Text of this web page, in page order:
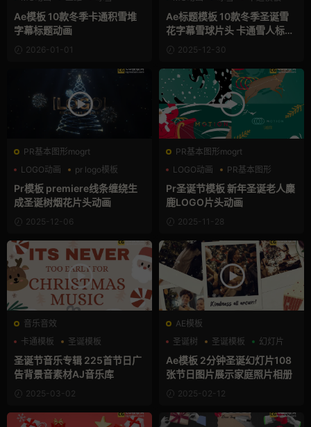
Ae模板 10款冬季卡通积雪堆
字幕标题动画
2026-01-01
Ae标题模板 10款冬季圣诞雪
花字幕雪球片头 卡通雪人标题
动画ae模板
2025-12-30
PR基本图形mogrt
LOGO动画
pr logo模板
PR基本图形
Pr模板 premiere线条缠绕生
成圣诞树烟花片头动画
2025-12-06
PR基本图形mogrt
LOGO动画
PR基本图形
卡通模板
Pr圣诞节模板 新年圣诞老人麋
鹿LOGO片头动画
2025-11-28
音乐音效
卡通模板
圣诞模板
节日活动
圣诞节音乐专辑 225首节日广
告背景音素材AJ音乐库
2025-03-02
AE模板
圣诞树
圣诞模板 幻灯片
Ae模板 2分钟圣诞幻灯片108
张节日图片展示家庭照片相册
2025-02-12